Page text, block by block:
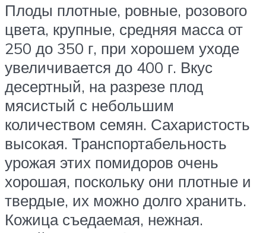
Плоды плотные, ровные, розового
цвета, крупные, средняя масса от
250 до 350 г, при хорошем уходе
увеличивается до 400 г. Вкус
десертный, на разрезе плод
мясистый с небольшим
количеством семян. Сахаристость
высокая. Транспортабельность
урожая этих помидоров очень
хорошая, поскольку они плотные и
твердые, их можно долго хранить.
Кожица съедаемая, нежная.